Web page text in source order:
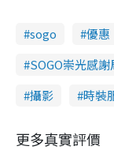
sogo 優惠
SOGO崇光感
攝影
時裝
更多真實評價